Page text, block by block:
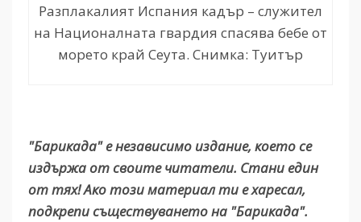
Разплакалият Испания кадър – служител
на Националната гвардия спасява бебе от
морето край Сеута. Снимка: Туитър
"Барикада" е независимо издание, което се
издържа от своите читатели. Стани един
от тях! Ако този материал ти е харесал,
подкрепи съществуването на "Барикада".